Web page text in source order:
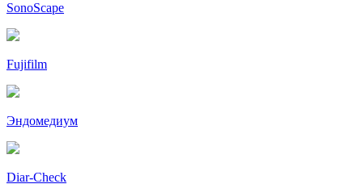
SonoScape
Fujifilm
Эндомедиум
Diar-Cheсk